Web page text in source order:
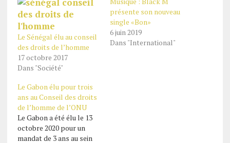
Le Sénégal élu au conseil
des droits de l’homme
17 octobre 2017
Dans "Société"
présente son nouveau
single «Bon»
6 juin 2019
Dans "International"
Le Gabon élu pour trois
ans au Conseil des droits
de l’homme de l’ONU
Le Gabon a été élu le 13
octobre 2020 pour un
mandat de 3 ans au sein